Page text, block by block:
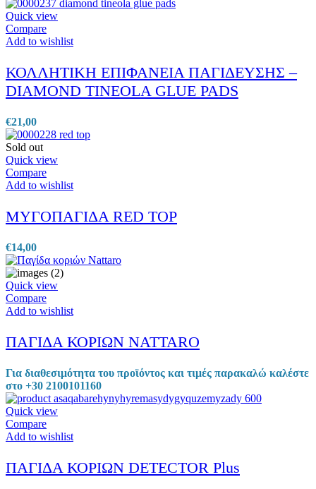
Quick view
Compare
Add to wishlist
ΚΟΛΛΗΤΙΚΗ ΕΠΙΦΑΝΕΙΑ ΠΑΓΙΔΕΥΣΗΣ –
DIAMOND TINEOLA GLUE PADS
€21,00
Sold out
Quick view
Compare
Add to wishlist
ΜΥΓΟΠΑΓΙΔΑ RED TOP
€14,00
Quick view
Compare
Add to wishlist
ΠΑΓΙΔΑ ΚΟΡΙΩΝ NATTARO
Για διαθεσιμότητα του προϊόντος και τιμές παρακαλώ καλέστε
στο +30 2100101160
Quick view
Compare
Add to wishlist
ΠΑΓΙΔΑ ΚΟΡΙΩΝ DETECTOR Plus